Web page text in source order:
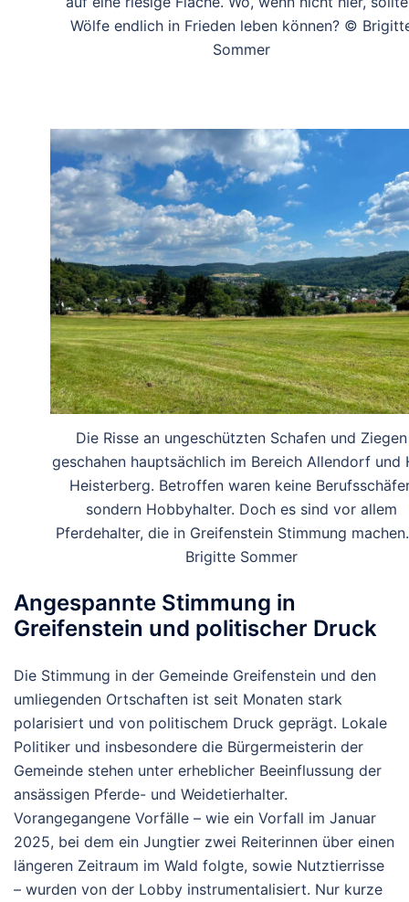
Wölfe endlich in Frieden leben können? ©
Sommer
Die Risse an ungeschützten Schafen und Ziegen
geschahen hauptsächlich im Bereich Allendorf und
Heisterberg. Betroffen waren keine
sondern Hobbyhalter. Doch es sind vor allem
Pferdehalter, die in Greifenstein Stimmung
Brigitte Sommer
Angespannte Stimmung in
Greifenstein und politischer Druck
Die Stimmung in der Gemeinde Greifenstein und den
umliegenden Ortschaften ist seit Monaten stark
polarisiert und von politischem Druck geprägt. Lokale
Politiker und insbesondere die Bürgermeisterin der
Gemeinde stehen unter erheblicher Beeinflussung der
ansässigen Pferde- und Weidetierhalter.
Vorangegangene Vorfälle – wie ein Vorfall im Januar
2025, bei dem ein Jungtier zwei Reiterinnen über einen
längeren Zeitraum im Wald folgte, sowie Nutztierrisse
– wurden von der Lobby instrumentalisiert. Nur kurze